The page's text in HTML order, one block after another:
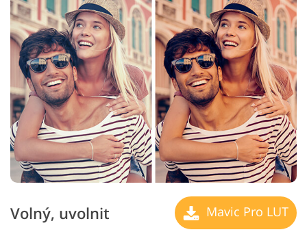
Volný, uvolnit Mavic Pro LUT